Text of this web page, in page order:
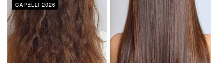
CAPELLI 2026